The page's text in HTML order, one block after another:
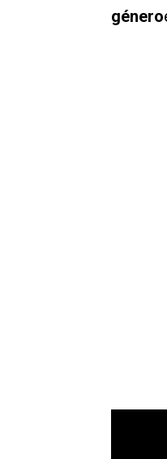
género